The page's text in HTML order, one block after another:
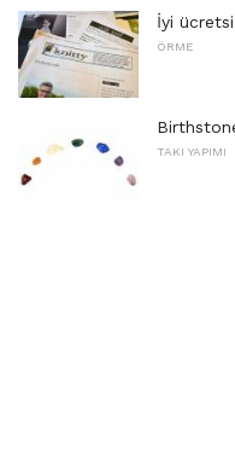
İyi
ÖRME
TAKI YAPIMI